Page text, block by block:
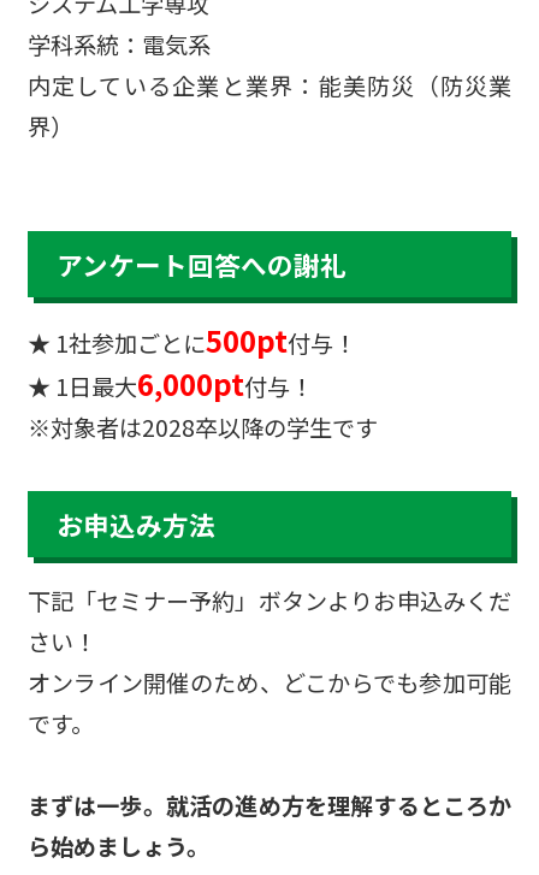
学科系統：電気系
内定している企業と業界：能美防災（防災業
界）
アンケート回答への謝礼
★ 1社参加ごとに500pt付与！
★ 1日最大6,000pt付与！
※対象者は2028卒以降の学生です
お申込み方法
下記「セミナー予約」ボタンよりお申込みくだ
さい！
オンライン開催のため、どこからでも参加可能
です。
まずは一歩。就活の進め方を理解するところか
ら始めましょう。